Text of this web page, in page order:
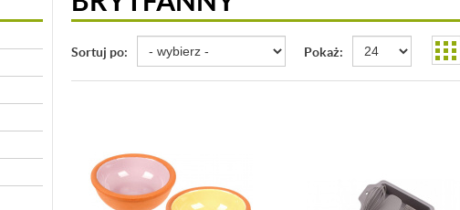
Sortuj po: Pokaż: